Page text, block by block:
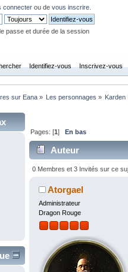
connecter ou de vous inscrire
passe et durée de la session
Identifiez-vous Inscrivez-vous
sur Eana» Les personnages » Karden
Pages: [1]En bas
Auteur
0 Membres et 3 Invités sur ce
Atorgael
Administrateur
Dragon Rouge